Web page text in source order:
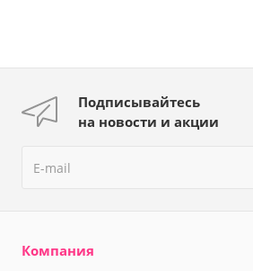
Подписывайтесь
на новости и акции
Компания